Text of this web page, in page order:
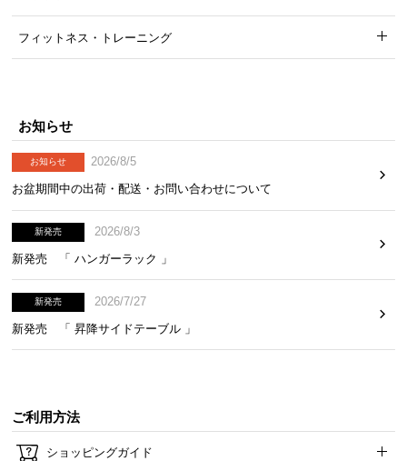
フィットネス・トレーニング
お知らせ
お知らせ
2026/8/5
お盆期間中の出荷・配送・お問い合わせについて
新発売
2026/8/3
新発売 「 ハンガーラック 」
新発売
2026/7/27
新発売 「 昇降サイドテーブル 」
ご利用方法
ショッピングガイド